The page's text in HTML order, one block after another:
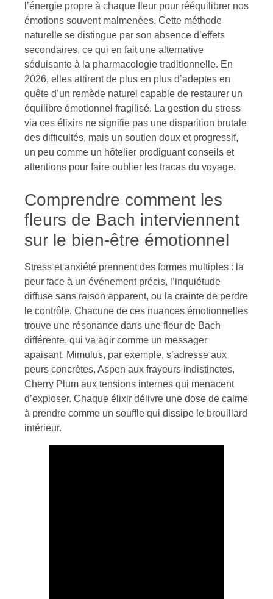
l’énergie propre à chaque fleur pour rééquilibrer nos
émotions souvent malmenées. Cette méthode
naturelle se distingue par son absence d’effets
secondaires, ce qui en fait une alternative
séduisante à la pharmacologie traditionnelle. En
2026, elles attirent de plus en plus d’adeptes en
quête d’un remède naturel capable de restaurer un
équilibre émotionnel fragilisé. La gestion du stress
via ces élixirs ne signifie pas une disparition brutale
des difficultés, mais un soutien doux et progressif,
un peu comme un hôtelier prodiguant conseils et
attentions pour faire oublier les tracas du voyage.
Comprendre comment les
fleurs de Bach interviennent
sur le bien-être émotionnel
Stress et anxiété prennent des formes multiples : la
peur face à un événement précis, l’inquiétude
diffuse sans raison apparent, ou la crainte de perdre
le contrôle. Chacune de ces nuances émotionnelles
trouve une résonance dans une fleur de Bach
différente, qui va agir comme un messager
apaisant. Mimulus, par exemple, s’adresse aux
peurs concrètes, Aspen aux frayeurs indistinctes,
Cherry Plum aux tensions internes qui menacent
d’exploser. Chaque élixir délivre une dose de calme
à prendre comme un souffle qui dissipe le brouillard
intérieur.